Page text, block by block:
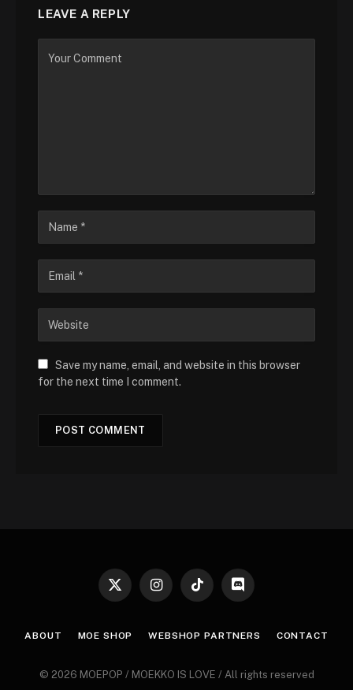
LEAVE A REPLY
Save my name, email, and website in this browser
for the next time I comment.
X
InstagramTikTok Discord
ABOUT MOE SHOP WEBSHOP PARTNERS CONTACT
© 2026 MOEPOP / MOEKKO IS LOVE / All rights reserved